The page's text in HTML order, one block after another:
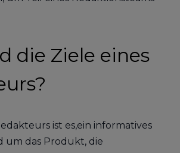
die Ziele eines
ist es,ein informatives
das Produkt, die